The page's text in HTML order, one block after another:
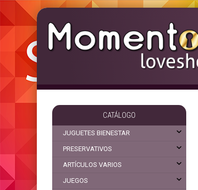
CATÁLOGO
JUGUETES BIENESTAR
PRESERVATIVOS
ARTÍCULOS VARIOS
JUEGOS